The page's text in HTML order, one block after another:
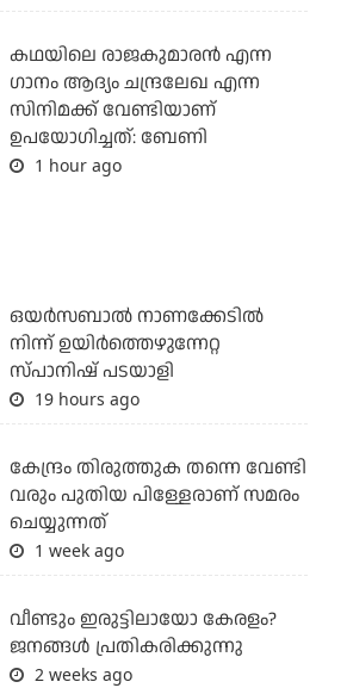
കഥയിലെ രാജകുമാരൻ എന്ന
ഗാനം ആദ്യം ചന്ദ്രലേഖ എന്ന
സിനിമക്ക് വേണ്ടിയാണ്
ഉപയോഗിച്ചത്: ബേണി
1 hour ago
ഒയര്‍സബാൽ നാണക്കേടിൽ
നിന്ന് ഉയിർത്തെഴുന്നേറ്റ
സ്പാനിഷ് പടയാളി
19 hours ago
കേന്ദ്രം തിരുത്തുക തന്നെ വേണ്ടി
വരും പുതിയ പിള്ളേരാണ് സമരം
ചെയ്യുന്നത്
1 week ago
വീണ്ടും ഇരുട്ടിലായോ കേരളം?
ജനങ്ങൾ പ്രതികരിക്കുന്നു
2 weeks ago